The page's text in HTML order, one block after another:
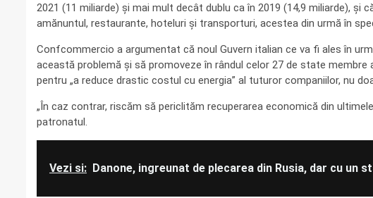
2021 (11 miliarde) şi mai mult decât dublu ca în 2019 (14,9 miliarde),
amănuntul, restaurante, hoteluri şi transporturi, acestea din urmă în
Confcommercio a argumentat că noul Guvern italian ce va fi ales în
această problemă şi să promoveze în rândul celor 27 de state
pentru „a reduce drastic costul cu energia” al tuturor companiilor, nu
„În caz contrar, riscăm să periclităm recuperarea economică din
patronatul.
Vezi si: Danone, ingreunat de plecarea din Rusia, dar cu un